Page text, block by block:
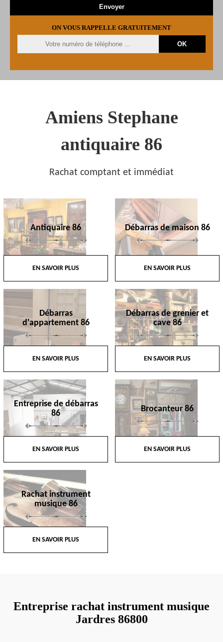
ON VOUS RAPPELLE GRATUITEMENT
Amiens Stephane
antiquaire 86
Rachat comptant et immédiat
Antiquaire 86
EN SAVOIR PLUS
Débarras de maison 86
EN SAVOIR PLUS
Débarras
d'appartement 86
EN SAVOIR PLUS
Débarras de grenier et
cave 86
EN SAVOIR PLUS
Entreprise de débarras
86
EN SAVOIR PLUS
Brocanteur 86
EN SAVOIR PLUS
Rachat instrument
musique 86
EN SAVOIR PLUS
Entreprise rachat instrument musique
Jardres 86800